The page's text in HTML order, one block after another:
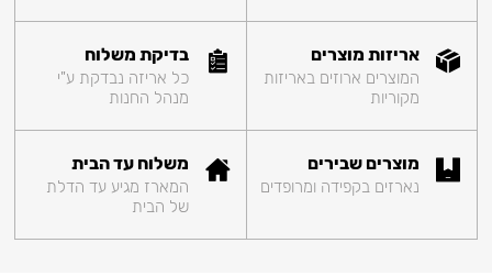
אריזות מוצרים
המוצרים ארוזים באריזות
מקוריות
בדיקת משלוח
כל אריזה נבדקת ע"י
מנהל החנות
מוצרים שבירים
נארזים בקפידה ומרופדים
משלוח עד הבית
המארז מגיע עד הדלת
של הבית